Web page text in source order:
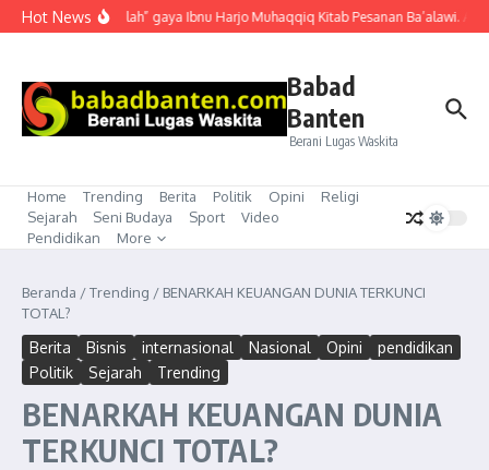
Lewati ke konten
Hot News“Mubahalah” gaya Ibnu Harjo Muhaqqiq Kitab Pesanan Ba’alawi.
Babad
Banten
Berani Lugas Waskita
Home Trending Berita Politik Opini
Religi
Sejarah
Seni Budaya Sport
Video
Pendidikan
More
Beranda /Trending / BENARKAH KEUANGAN DUNIA TERKUNCI
TOTAL?
Berita Bisnis internasional Nasional Opini
pendidikan
Politik
Sejarah Trending
BENARKAH KEUANGAN DUNIA
TERKUNCI TOTAL?